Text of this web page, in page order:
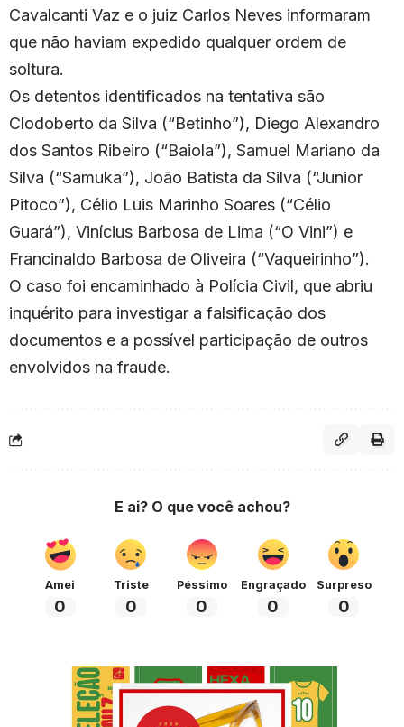
Cavalcanti Vaz e o juiz Carlos Neves informaram
que não haviam expedido qualquer ordem de
soltura.
Os detentos identificados na tentativa são
Clodoberto da Silva (“Betinho”), Diego Alexandro
dos Santos Ribeiro (“Baiola”), Samuel Mariano da
Silva (“Samuka”), João Batista da Silva (“Junior
Pitoco”), Célio Luis Marinho Soares (“Célio
Guará”), Vinícius Barbosa de Lima (“O Vini”) e
Francinaldo Barbosa de Oliveira (“Vaqueirinho”).
O caso foi encaminhado à Polícia Civil, que abriu
inquérito para investigar a falsificação dos
documentos e a possível participação de outros
envolvidos na fraude.
E ai? O que você achou?
Amei
0
Triste
0
Péssimo
0
Engraçado
0
Surpreso
0